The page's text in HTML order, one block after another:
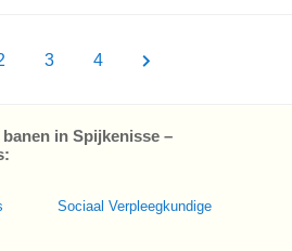
3 4
in Spijkenisse –
Sociaal Verpleegkundige